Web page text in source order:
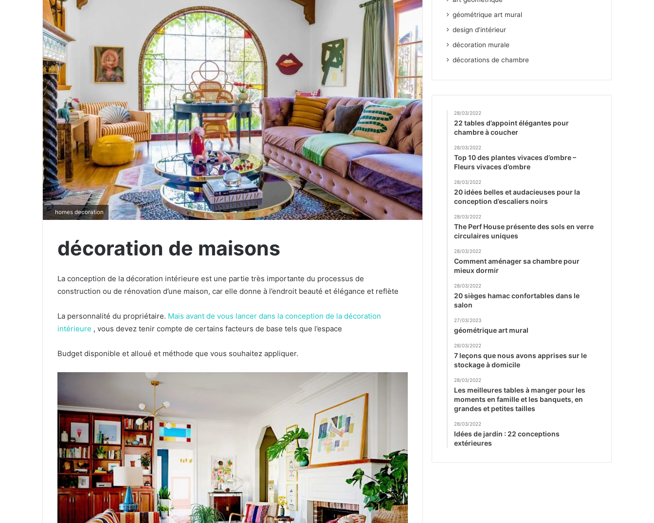
homes decoration
décoration de maisons
La conception de la décoration intérieure est une partie très importante du processus de
construction ou de rénovation d’une maison, car elle donne à l’endroit beauté et élégance et reflète
La personnalité du propriétaire. Mais avant de vous lancer dans la conception de la décoration
intérieure , vous devez tenir compte de certains facteurs de base tels que l’espace
Budget disponible et alloué et méthode que vous souhaitez appliquer.
géométrique art mural
design d’intérieur
décoration murale
décorations de chambre
28/03/2022
22 tables d’appoint élégantes pour
chambre à coucher
28/03/2022
Top 10 des plantes vivaces d’ombre –
Fleurs vivaces d’ombre
28/03/2022
20 idées belles et audacieuses pour la
conception d’escaliers noirs
28/03/2022
The Perf House présente des sols en verre
circulaires uniques
28/03/2022
Comment aménager sa chambre pour
mieux dormir
28/03/2022
20 sièges hamac confortables dans le
salon
27/03/2023
géométrique art mural
28/03/2022
7 leçons que nous avons apprises sur le
stockage à domicile
28/03/2022
Les meilleures tables à manger pour les
moments en famille et les banquets, en
grandes et petites tailles
28/03/2022
Idées de jardin : 22 conceptions
extérieures